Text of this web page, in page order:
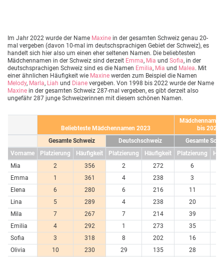
Im Jahr 2022 wurde der Name Maxine in der gesamten Schweiz genau 20-
mal vergeben (davon 10-mal im deutschsprachigen Gebiet der Schweiz), es
handelt sich hier also um einen eher seltenen Namen. Die beliebtesten
Mädchennamen in der Schweiz sind derzeit Emma, Mia und Sofia, in der
deutschsprachigen Schweiz sind es die Namen Emilia, Mia und Malea. Mit
einer ähnlichen Häufigkeit wie Maxine werden zum Beispiel die Namen
Melody, Marla, Liah und Diane vergeben. Von 1998 bis 2022 wurde der Name
Maxine in der gesamten Schweiz 287-mal vergeben, es gibt derzeit also
ungefähr 287 junge Schweizerinnen mit diesem schönen Namen.
Beliebteste Mädchennamen 2023
Mädchennamen
bis 2023
Gesamte Schweiz
Deutschschweiz
Gesamte
Vorname
Platzierung Häufigkeit Platzierung Häufigkeit Platzierung
Mia
2 356 2 272 6
Emma
1 361 4 238 3
Elena
6 280 6 216 11
Lina
5 289 4 238 20
Mila
7 267 7 214 39
Emilia
4 292 1 273 35
Sofia
3 318 8 202 16
Olivia
10 230 29 135 28